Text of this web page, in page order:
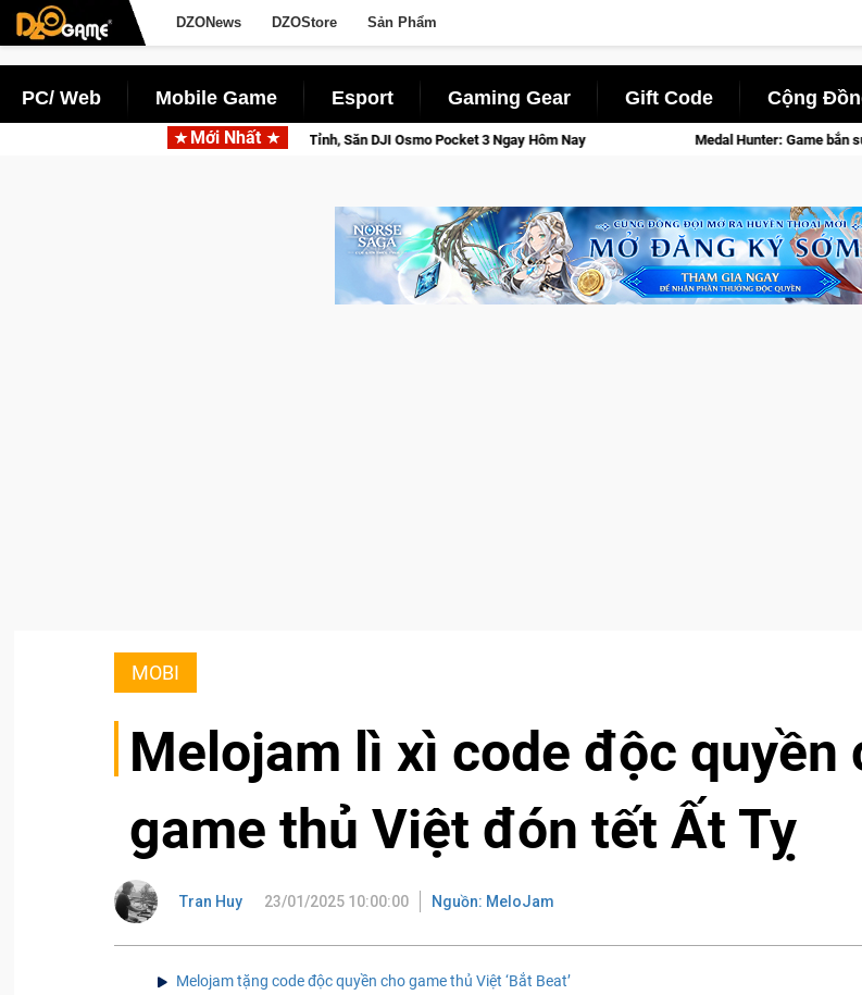
DZONews DZOStore Sản Phẩm
PC/ Web Mobile Game Esport Gaming Gear Gift Code Cộng
Mới Nhất
Giới Thức Tỉnh, Săn DJI Osmo Pocket 3 Ngay Hôm Nay Medal Hunter: Game bắn súng PvP tọa độ đỉnh cao đưa bạn
MOBI
Melojam lì xì code độc quyền
game thủ Việt đón tết Ất Tỵ
Tran Huy 23/01/2025 10:00:00 Nguồn: MeloJam
Melojam tặng code độc quyền cho game thủ Việt ‘Bắt Beat’